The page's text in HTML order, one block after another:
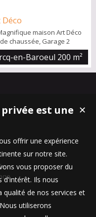
maison Art Déco
chaussée, Garage 2
Entrée, Buanderie,
salon, salle à manger,
accès jardin. Au 2eme
en-Baroeul 200 m²
✕
est une
offrir une expérience
sur notre site.
vous proposer du
d'intérêt. Ils nous
de nos services et
utiliserons